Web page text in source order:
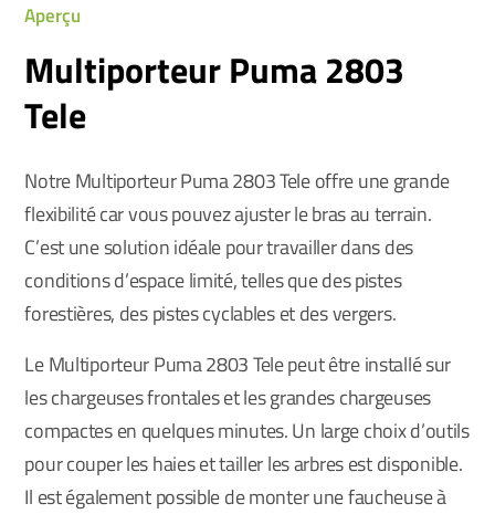
Aperçu
Multiporteur Puma 2803
Tele
Notre Multiporteur Puma 2803 Tele offre une grande
flexibilité car vous pouvez ajuster le bras au terrain.
C’est une solution idéale pour travailler dans des
conditions d’espace limité, telles que des pistes
forestières, des pistes cyclables et des vergers.
Le Multiporteur Puma 2803 Tele peut être installé sur
les chargeuses frontales et les grandes chargeuses
compactes en quelques minutes. Un large choix d’outils
pour couper les haies et tailler les arbres est disponible.
Il est également possible de monter une faucheuse à